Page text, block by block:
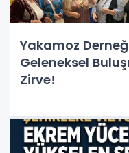
Yakamoz
Geleneksel
Zirve!